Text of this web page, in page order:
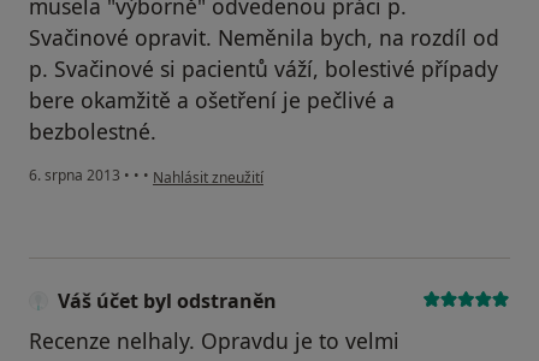
musela "výborně" odvedenou práci p.
Svačinové opravit. Neměnila bych, na rozdíl od
p. Svačinové si pacientů váží, bolestivé případy
bere okamžitě a ošetření je pečlivé a
bezbolestné.
6. srpna 2013 • • • podle názoru uživatele Váš účet byl odstraněn
Nahlásit zneužití
Váš účet byl odstraněn
Recenze nelhaly. Opravdu je to velmi